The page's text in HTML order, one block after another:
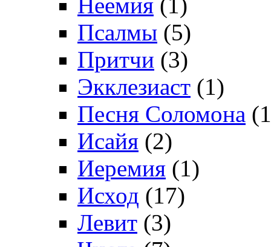
Псалмы (5)
Притчи (3)
Экклезиаст (1)
Песня Соломона
Исайя (2)
Иеремия (1)
Исход (17)
Левит (3)